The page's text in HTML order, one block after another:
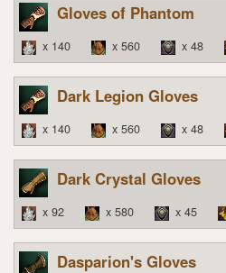
Gloves of Phantom
x 140 x 560 x 48
Dark Legion Gloves
x 140 x 560 x 48
Dark Crystal Gloves
x 92 x 580 x 45
Dasparion's Gloves